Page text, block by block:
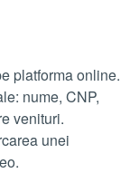
platforma online.
nume, CNP,
venituri.
unei